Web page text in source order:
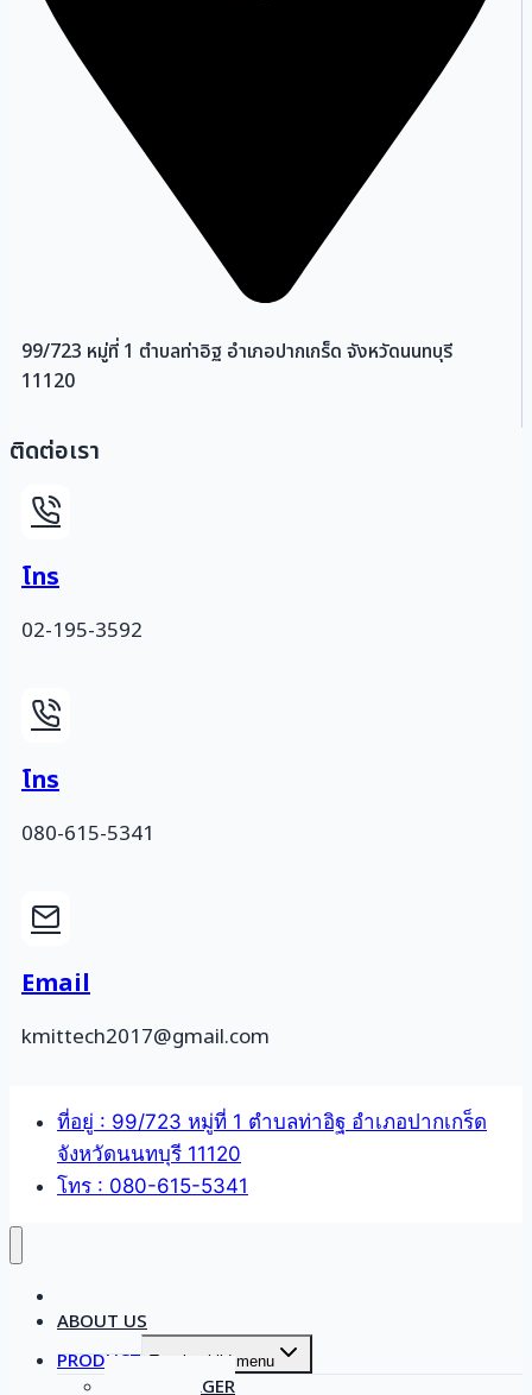
99/723 หมู่ที่ 1 ตำบลท่าอิฐ อำเภอปากเกร็ด จังหวัดนนทบุรี
11120
ติดต่อเรา
โทร
02-195-3592
โทร
080-615-5341
Email
kmittech2017@gmail.com
ที่อยู่ : 99/723 หมู่ที่ 1 ตำบลท่าอิฐ อำเภอปากเกร็ด
จังหวัดนนทบุรี 11120
โทร : 080-615-5341
ABOUT US
PRODUCT Toggle child menu
SCHNEEBERGER